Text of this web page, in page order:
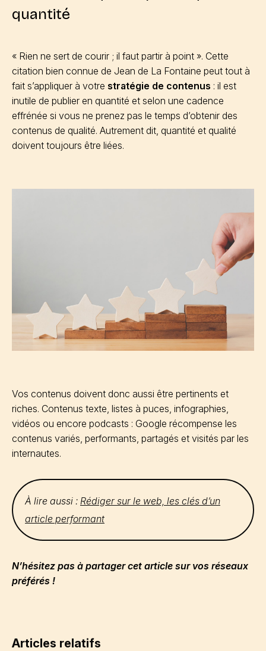
quantité
« Rien ne sert de courir ; il faut partir à point ». Cette
citation bien connue de Jean de La Fontaine peut tout à
fait s’appliquer à votre stratégie de contenus : il est
inutile de publier en quantité et selon une cadence
effrénée si vous ne prenez pas le temps d’obtenir des
contenus de qualité. Autrement dit, quantité et qualité
doivent toujours être liées.
Vos contenus doivent donc aussi être pertinents et
riches. Contenus texte, listes à puces, infographies,
vidéos ou encore podcasts : Google récompense les
contenus variés, performants, partagés et visités par les
internautes.
À lire aussi : Rédiger sur le web, les clés d’un
article performant
N’hésitez pas à partager cet article sur vos réseaux
préférés !
Articles relatifs